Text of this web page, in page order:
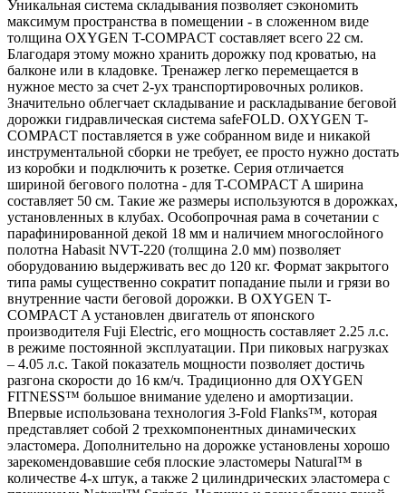
Уникальная система складывания позволяет сэкономить
максимум пространства в помещении - в сложенном виде
толщина OXYGEN T-COMPACT составляет всего 22 см.
Благодаря этому можно хранить дорожку под кроватью, на
балконе или в кладовке. Тренажер легко перемещается в
нужное место за счет 2-ух транспортировочных роликов.
Значительно облегчает складывание и раскладывание беговой
дорожки гидравлическая система safeFOLD. OXYGEN T-
COMPACT поставляется в уже собранном виде и никакой
инструментальной сборки не требует, ее просто нужно достать
из коробки и подключить к розетке. Серия отличается
шириной бегового полотна - для T-COMPACT A ширина
составляет 50 см. Такие же размеры используются в дорожках,
установленных в клубах. Особопрочная рама в сочетании с
парафинированной декой 18 мм и наличием многослойного
полотна Habasit NVT-220 (толщина 2.0 мм) позволяет
оборудованию выдерживать вес до 120 кг. Формат закрытого
типа рамы существенно сократит попадание пыли и грязи во
внутренние части беговой дорожки. В OXYGEN T-
COMPACT A установлен двигатель от японского
производителя Fuji Electric, его мощность составляет 2.25 л.с.
в режиме постоянной эксплуатации. При пиковых нагрузках
– 4.05 л.с. Такой показатель мощности позволяет достичь
разгона скорости до 16 км/ч. Традиционно для OXYGEN
FITNESS™ большое внимание уделено и амортизации.
Впервые использована технология 3-Fold Flanks™, которая
представляет собой 2 трехкомпонентных динамических
эластомера. Дополнительно на дорожке установлены хорошо
зарекомендовавшие себя плоские эластомеры Natural™ в
количестве 4-х штук, а также 2 цилиндрических эластомера с